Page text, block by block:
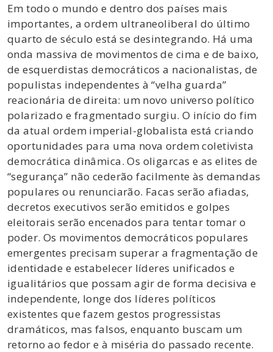
Em todo o mundo e dentro dos países mais
importantes, a ordem ultraneoliberal do último
quarto de século está se desintegrando. Há uma
onda massiva de movimentos de cima e de baixo,
de esquerdistas democráticos a nacionalistas, de
populistas independentes à “velha guarda”
reacionária de direita: um novo universo político
polarizado e fragmentado surgiu. O início do fim
da atual ordem imperial-globalista está criando
oportunidades para uma nova ordem coletivista
democrática dinâmica. Os oligarcas e as elites de
“segurança” não cederão facilmente às demandas
populares ou renunciarão. Facas serão afiadas,
decretos executivos serão emitidos e golpes
eleitorais serão encenados para tentar tomar o
poder. Os movimentos democráticos populares
emergentes precisam superar a fragmentação de
identidade e estabelecer líderes unificados e
igualitários que possam agir de forma decisiva e
independente, longe dos líderes políticos
existentes que fazem gestos progressistas
dramáticos, mas falsos, enquanto buscam um
retorno ao fedor e à miséria do passado recente.